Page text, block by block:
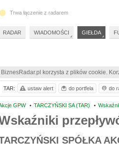
BiznesRadar.pl korzysta z plików cookie.
GPW • TARCZYŃSKI SA (TAR) •
SPÓŁKA
TAR: ustaw alert do portfela do
2
Trwa łączenie z radarem
RADAR WIADOMOŚCI GIEŁDA